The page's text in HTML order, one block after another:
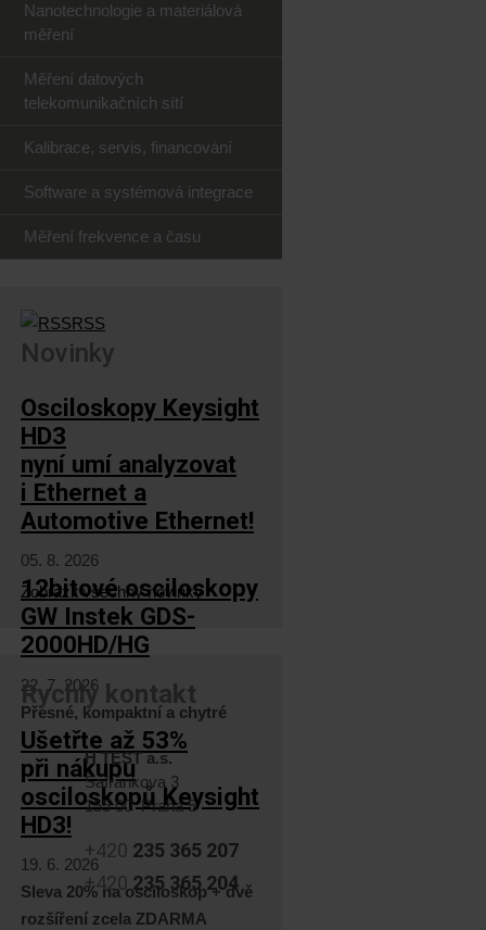
Nanotechnologie a materiálová
měření
Měření datových
telekomunikačních sítí
Kalibrace, servis, financování
Software a systémová integrace
Měření frekvence a času
RSS
Novinky
Osciloskopy Keysight
HD3
nyní umí analyzovat
i Ethernet a
Automotive Ethernet!
05. 8. 2026
12bitové osciloskopy
GW Instek GDS-
2000HD/HG
22. 7. 2026
Přesné, kompaktní a chytré
Ušetřte až 53%
při nákupu
osciloskopů Keysight
HD3!
19. 6. 2026
Sleva 20% na osciloskop + dvě
rozšíření zcela ZDARMA
Zobrazit všechny novinky
Rychlý kontakt
H TEST a.s.
Šafránkova 3
155 00 Praha 5
+420 235 365 207
+420 235 365 204